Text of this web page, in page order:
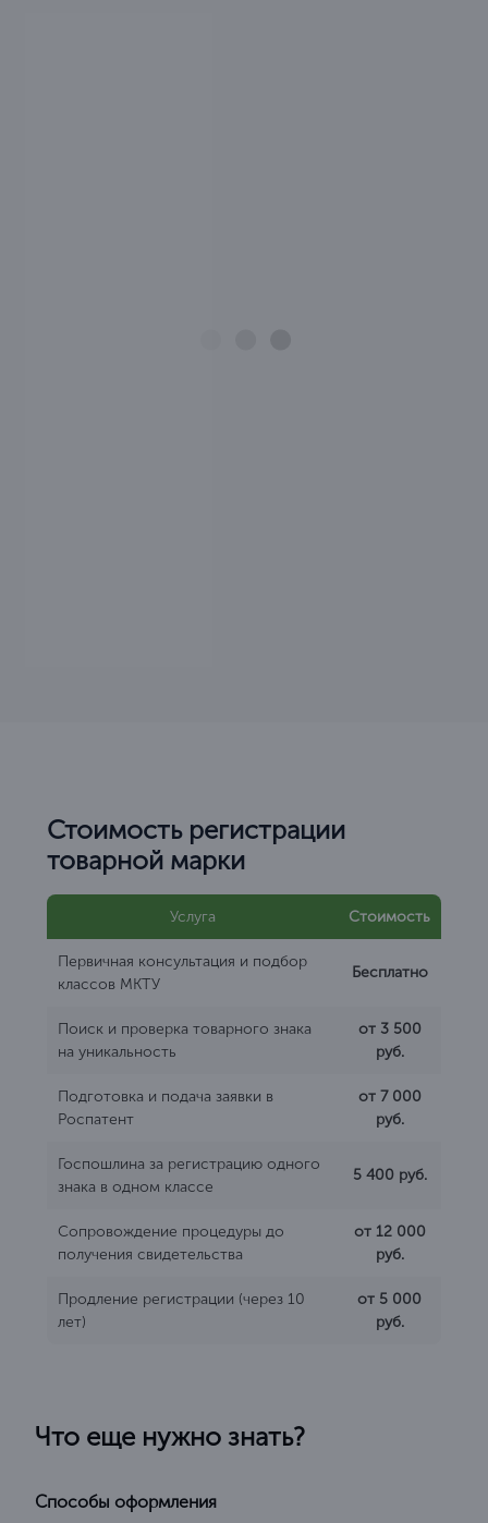
Стоимость регистрации
товарной марки
Услуга Стоимость
Первичная консультация и подбор
классов МКТУ
Бесплатно
Поиск и проверка товарного знака
на уникальность
от 3 500
руб.
Подготовка и подача заявки в
Роспатент
от 7 000
руб.
Госпошлина за регистрацию одного
знака в одном классе
5 400 руб.
Сопровождение процедуры до
получения свидетельства
от 12 000
руб.
Продление регистрации (через 10
лет)
от 5 000
руб.
Что еще нужно знать?
Способы оформления